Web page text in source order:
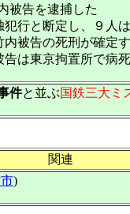
被告を逮捕した
犯行と断定し、９人
内被告の死刑が確定
告は東京拘置所で病
件と並ぶ国鉄三大ミ
関連
)